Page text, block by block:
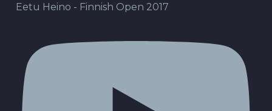
Eetu Heino - Finnish Open 2017